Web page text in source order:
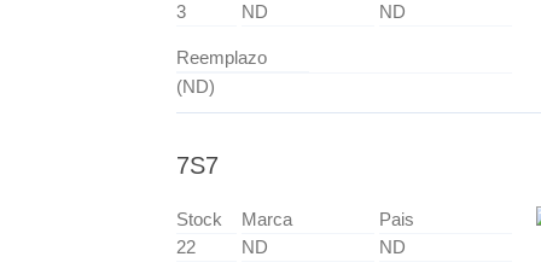
3
ND ND
Reemplazo
(ND)
7S7
Stock Marca
Pais
22
ND ND